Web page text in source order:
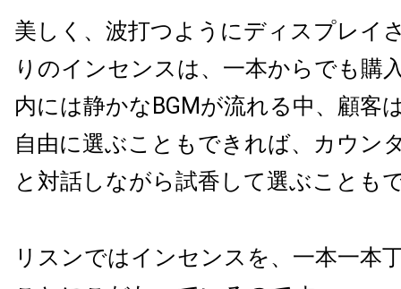
美しく、波打つようにディスプレイ
りのインセンスは、一本からでも購
内には静かなBGMが流れる中、顧客
自由に選ぶこともできれば、カウン
と対話しながら試香して選ぶことも
リスンではインセンスを、一本一本